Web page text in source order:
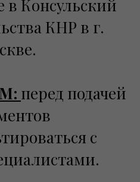
в Консульский
КНР в г.
перед подачей
с